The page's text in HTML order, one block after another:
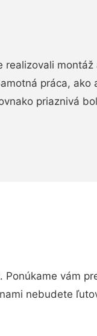
realizovali
práca, ako
priaznivá
vám
nebudete